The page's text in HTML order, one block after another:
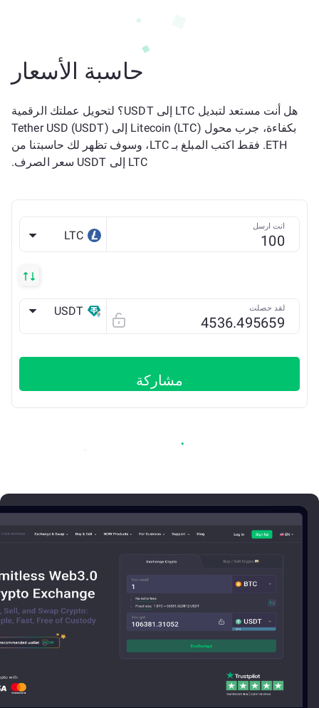
حاسبة الأسعار
هل أنت مستعد لتبديل LTC إلى USDT؟ لتحويل عملتك الرقمية
بكفاءة، جرب محول Litecoin (LTC) إلى Tether USD (USDT)
ETH. فقط اكتب المبلغ بـ LTC، وسوف تظهر لك حاسبتنا من
LTC إلى USDT سعر الصرف.
انت ارسل
LTC
لقد حصلت USDT
مشاركة